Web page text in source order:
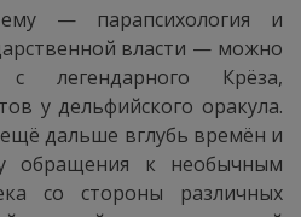
— парапсихология и
власти — можно
Крёза,
у дельфийского оракула.
дальше вглубь времён и
обращения к необычным
со стороны различных